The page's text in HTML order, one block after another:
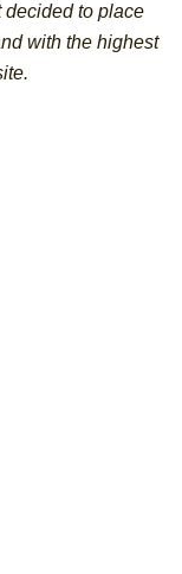
decided to place
with the highest